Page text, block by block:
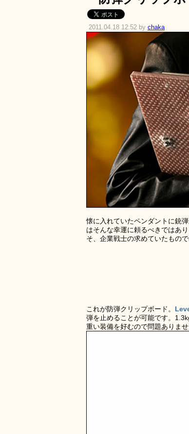
2011.04.18 12:52 by chaka
懐に入れていたペンダントに銃
はそんな幸運に頼るべきではあ
そ、企業戦士の求めていたもので
これが防弾クリップボード。
弾を止めることが可能です。
重い装備を好むので問題ありませ